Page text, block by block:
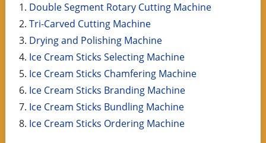
Double Segment Rotary Cutting Machine
Tri-Carved Cutting Machine
Drying and Polishing Machine
Ice Cream Sticks Selecting Machine
Ice Cream Sticks Chamfering Machine
Ice Cream Sticks Branding Machine
Ice Cream Sticks Bundling Machine
Ice Cream Sticks Ordering Machine